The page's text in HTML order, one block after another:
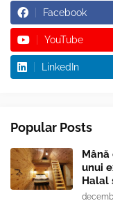
Facebook
YouTube
LinkedIn
Popular Posts
unui
Halal